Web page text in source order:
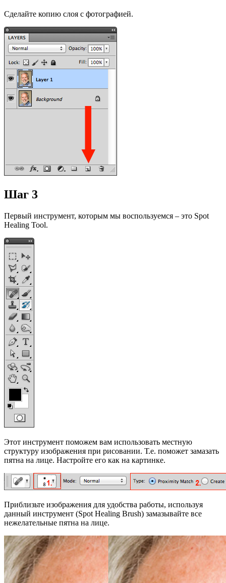
Сделайте копию слоя с фотографией.
Шаг 3
Первый инструмент, которым мы воспользуемся – это Spot
Healing Tool.
Этот инструмент поможем вам использовать местную
структуру изображения при рисовании. Т.е. поможет замазать
пятна на лице. Настройте его как на картинке.
Приблизьте изображения для удобства работы, используя
данный инструмент (Spot Healing Brush) замазывайте все
нежелательные пятна на лице.